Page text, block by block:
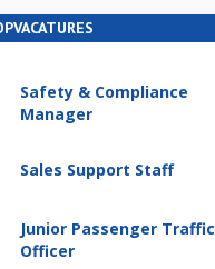
Safety & Compliance
Manager
Sales Support Staff
Junior Passenger Traffic
Officer